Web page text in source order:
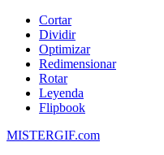
Cortar
Dividir
Optimizar
Redimensionar
Rotar
Leyenda
Flipbook
MISTERGIF.com